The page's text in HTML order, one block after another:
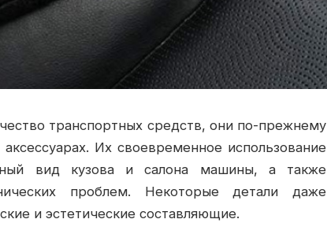
транспортных средств, они по-прежнему
Их своевременное использование
вид кузова и салона машины, а также
проблем. Некоторые детали даже
и эстетические составляющие.